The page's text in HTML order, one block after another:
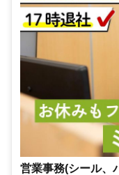
営業事務(シール、